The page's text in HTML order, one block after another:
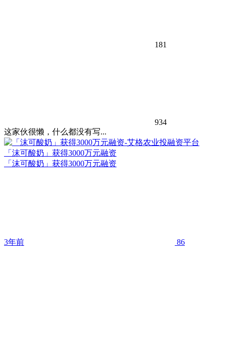
181
934
这家伙很懒，什么都没有写...
「沫可酸奶」获得3000万元融资
「沫可酸奶」获得3000万元融资
3年前 86